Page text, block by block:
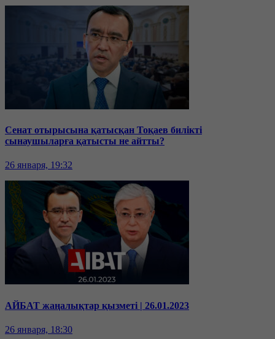
Сенат отырысына қатысқан Тоқаев билікті
сынаушыларға қатысты не айтты?
26 января, 19:32
АЙБАТ жаңалықтар қызметі | 26.01.2023
26 января, 18:30